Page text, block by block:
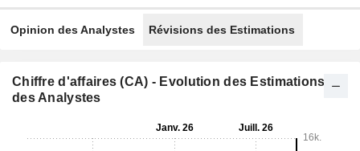
Opinion des Analystes Révisions des Estimations
Chiffre d'affaires (CA) - Evolution des Estimations
des Analystes